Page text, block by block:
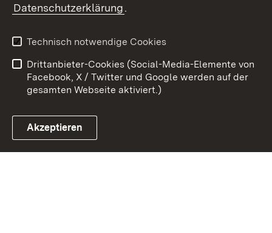
Link zum Landesportal
Kontakt
Barrierefreiheit
Impressum
Cookies
Datenschutzerklärung.
Technisch notwendige Cookies
Drittanbieter-Cookies (Social-Media-Elemente von
Facebook, X / Twitter und Google werden auf der
gesamten Webseite aktiviert.)
Akzeptieren